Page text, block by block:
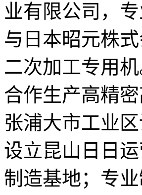
业有限公司，
与日本昭元株
二次加工专用
合作生产高精
张浦大市工业
设立昆山日日
制造基地；专